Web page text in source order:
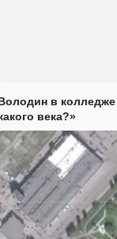
в
века?»